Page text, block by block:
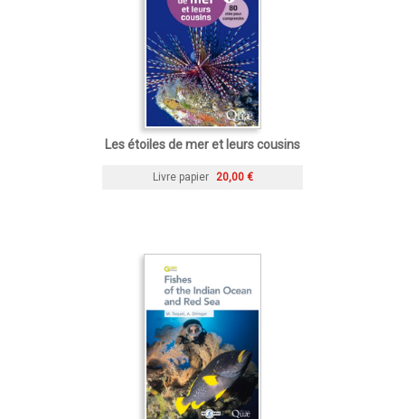
Les étoiles de mer et leurs cousins
Livre papier 20,00 €